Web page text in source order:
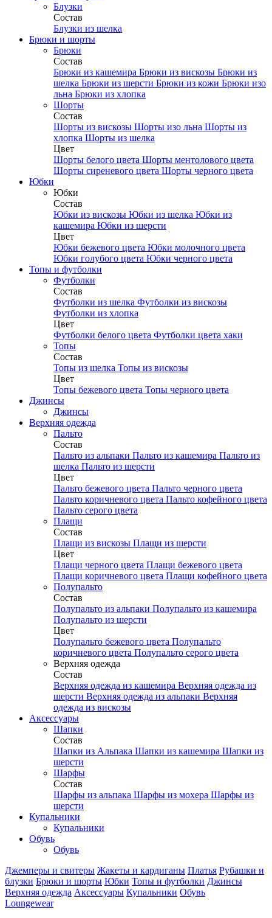
Блузки
Состав
Блузки из шелка
Брюки и шорты
Брюки
Состав
Брюки из кашемира Брюки из вискозы Брюки из
шелка Брюки из шерсти Брюки из кожи Брюки изо
льна Брюки из хлопка
Шорты
Состав
Шорты из вискозы Шорты изо льна Шорты из
хлопка Шорты из шелка
Цвет
Шорты белого цвета Шорты ментолового цвета
Шорты сиреневого цвета Шорты черного цвета
Юбки
Юбки
Состав
Юбки из вискозы Юбки из шелка Юбки из
кашемира Юбки из шерсти
Цвет
Юбки бежевого цвета Юбки молочного цвета
Юбки голубого цвета Юбки черного цвета
Топы и футболки
Футболки
Состав
Футболки из шелка Футболки из вискозы
Футболки из хлопка
Цвет
Футболки белого цвета Футболки цвета хаки
Топы
Состав
Топы из шелка Топы из вискозы
Цвет
Топы бежевого цвета Топы черного цвета
Джинсы
Джинсы
Верхняя одежда
Пальто
Состав
Пальто из альпаки Пальто из кашемира Пальто из
шелка Пальто из шерсти
Цвет
Пальто бежевого цвета Пальто черного цвета
Пальто коричневого цвета Пальто кофейного цвета
Пальто серого цвета
Плащи
Состав
Плащи из вискозы Плащи из шерсти
Цвет
Плащи черного цвета Плащи бежевого цвета
Плащи коричневого цвета Плащи кофейного цвета
Полупальто
Состав
Полупальто из альпаки Полупальто из кашемира
Полупальто из шерсти
Цвет
Полупальто бежевого цвета Полупальто
коричневого цвета Полупальто серого цвета
Верхняя одежда
Состав
Верхняя одежда из кашемира Верхняя одежда из
шерсти Верхняя одежда из альпаки Верхняя
одежда из вискозы
Аксесcуары
Шапки
Состав
Шапки из Альпака Шапки из кашемира Шапки из
шерсти
Шарфы
Состав
Шарфы из альпака Шарфы из мохера Шарфы из
шерсти
Купальники
Купальники
Обувь
Обувь
Джемперы и свитеры Жакеты и кардиганы Платья Рубашки и
блузки Брюки и шорты Юбки Топы и футболки Джинсы
Верхняя одежда Аксесcуары Купальники Обувь
Loungewear